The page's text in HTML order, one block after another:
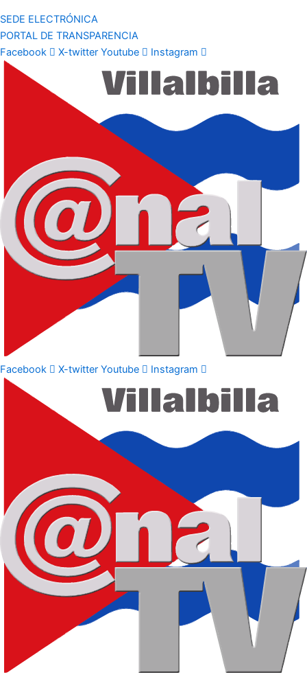
SEDE ELECTRÓNICA
PORTAL DE TRANSPARENCIA
Facebook
X-twitter Youtube Instagram
Facebook X-twitter Youtube Instagram